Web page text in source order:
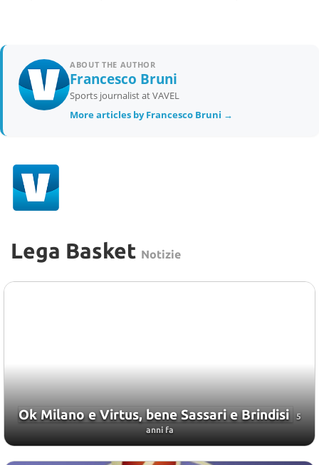
ABOUT THE AUTHOR
Francesco Bruni
Sports journalist at VAVEL
More articles by Francesco Bruni →
Lega Basket Notizie
Ok Milano e Virtus, bene Sassari e Brindisi 5
anni fa